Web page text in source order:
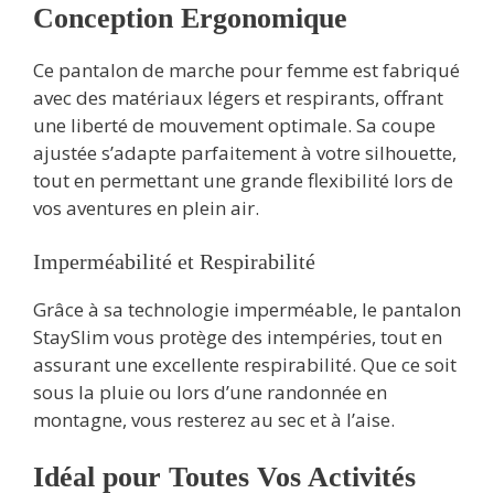
Conception Ergonomique
Ce pantalon de marche pour femme est fabriqué
avec des matériaux légers et respirants, offrant
une liberté de mouvement optimale. Sa coupe
ajustée s’adapte parfaitement à votre silhouette,
tout en permettant une grande flexibilité lors de
vos aventures en plein air.
Imperméabilité et Respirabilité
Grâce à sa technologie imperméable, le pantalon
StaySlim vous protège des intempéries, tout en
assurant une excellente respirabilité. Que ce soit
sous la pluie ou lors d’une randonnée en
montagne, vous resterez au sec et à l’aise.
Idéal pour Toutes Vos Activités